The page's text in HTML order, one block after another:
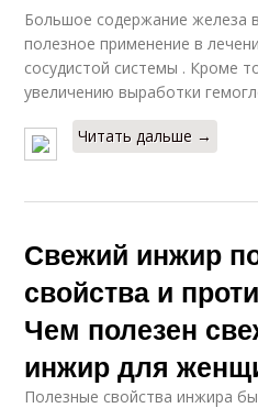
Большое содержание железа
полезное применение в
сосудистой системы . Кроме
увеличению выработки
Читать дальше →
Свежий инжир
свойства и
Чем полезен
инжир для
Полезные свойства инжира